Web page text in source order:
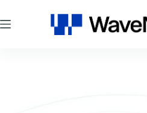
至
主